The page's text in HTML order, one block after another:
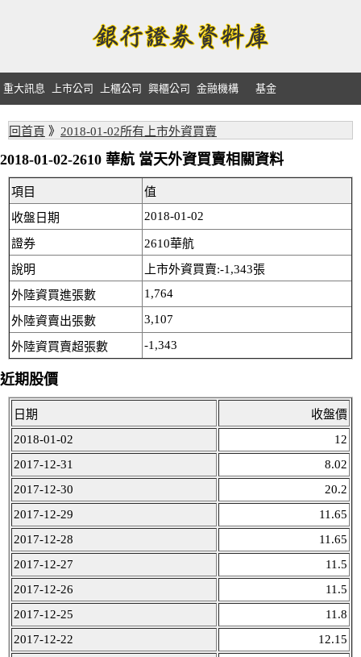
重大訊息 上市公司 上櫃公司 興櫃公司 金融機構 基金
回首頁 》 2018-01-02所有上市外資買賣
2018-01-02-2610 華航 當天外資買賣相關資料
項目
值
收盤日期
2018-01-02
證券
2610華航
說明
上市外資買賣:-1,343張
外陸資買進張數
1,764
外陸資賣出張數 3,107
外陸資買賣超張數 -1,343
近期股價
日期
收盤價
2018-01-02
12
2017-12-31
8.02
2017-12-30
20.2
2017-12-29
11.65
2017-12-28
11.65
2017-12-27
11.5
2017-12-26
11.5
2017-12-25
11.8
2017-12-22
12.15